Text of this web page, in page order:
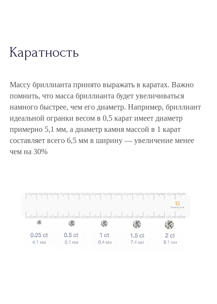
Каратность